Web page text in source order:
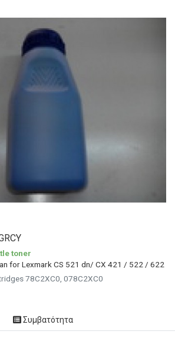
toner
for Lexmark CS 521 dn/ CX 421 / 522 / 622
78C2XC0, 078C2XC0
Συμβατότητα